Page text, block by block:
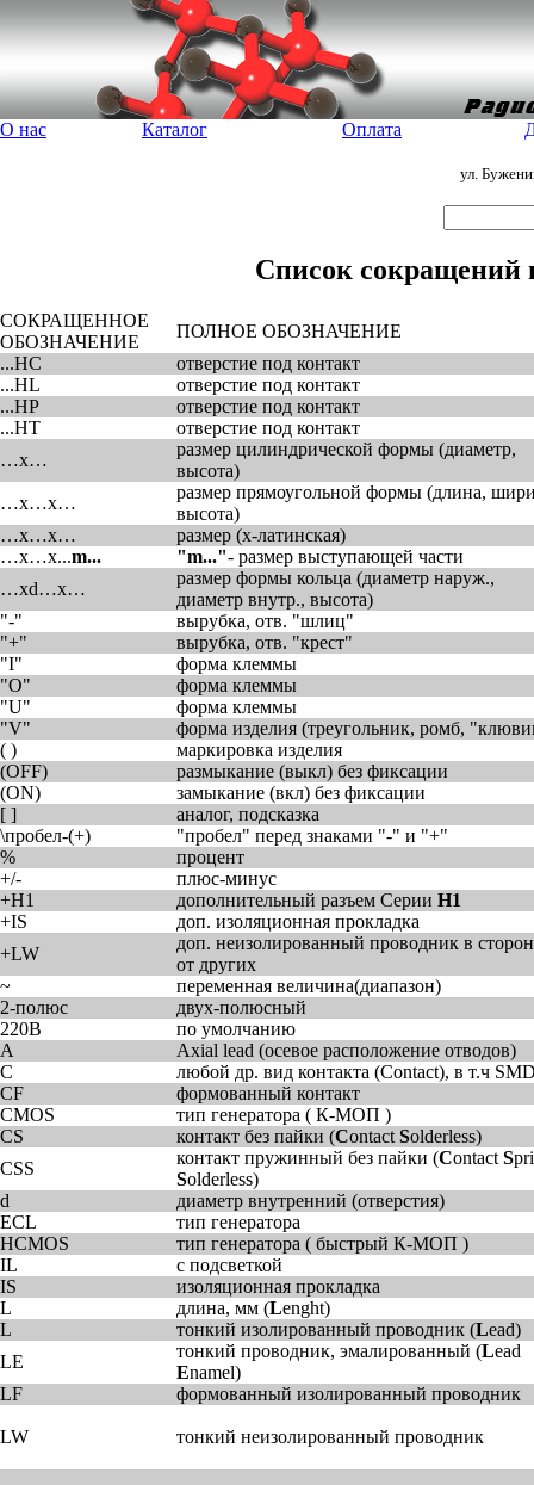
О нас Каталог Оплата
ул.
Список
СОКРАЩЕННОЕ
ОБОЗНАЧЕНИЕ
ПОЛНОЕ ОБОЗНАЧЕНИЕ
...HC
отверстие под контакт
...HL
отверстие под контакт
...HP
отверстие под контакт
...HT
отверстие под контакт
…x…
размер цилиндрической формы (диаметр,
высота)
…x…x…
размер прямоугольной формы (длина,
высота)
…x…x…
размер (x-латинская)
…x…x...m... "m..."- размер выступающей части
…xd…x…
размер формы кольца (диаметр наруж.,
диаметр внутр., высота)
"-"
вырубка, отв. "шлиц"
"+"
вырубка, отв. "крест"
"I"
форма клеммы
"O"
форма клеммы
"U"
форма клеммы
"V"
форма изделия (треугольник, ромб,
( )
маркировка изделия
(OFF)
размыкание (выкл) без фиксации
(ON)
замыкание (вкл) без фиксации
[ ]
аналог, подсказка
\пробел-(+)
"пробел" перед знаками "-" и "+"
%
процент
+/-
плюс-минус
+H1
дополнительный разъем Серии H1
+IS
доп. изоляционная прокладка
+LW
доп. неизолированный проводник в
от других
~
переменная величина(диапазон)
2-полюс
двух-полюсный
220B
по умолчанию
A
Axial lead (осевое расположение отводов)
C
любой др. вид контакта (Contact), в т.ч
CF
формованный контакт
CMOS
тип генератора ( К-МОП )
CS
контакт без пайки (Contact Solderless)
CSS
контакт пружинный без пайки (Contact S
Solderless)
d
диаметр внутренний (отверстия)
ECL
тип генератора
HCMOS
тип генератора ( быстрый К-МОП )
IL
с подсветкой
IS
изоляционная прокладка
L
длина, мм (Lenght)
L
тонкий изолированный проводник (Lead)
LE
тонкий проводник, эмалированный (Lead
Enamel)
LF
формованный изолированный проводник
LW тонкий неизолированный проводник